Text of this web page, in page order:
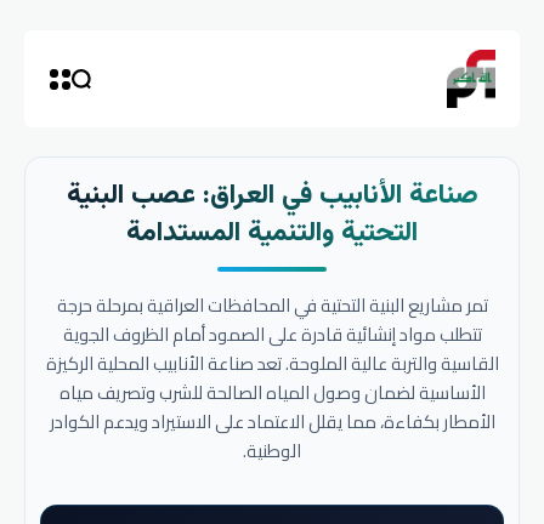
صناعة الأنابيب في العراق: عصب البنية
التحتية والتنمية المستدامة
تمر مشاريع البنية التحتية في المحافظات العراقية بمرحلة حرجة
تتطلب مواد إنشائية قادرة على الصمود أمام الظروف الجوية
القاسية والتربة عالية الملوحة. تعد صناعة الأنابيب المحلية الركيزة
الأساسية لضمان وصول المياه الصالحة للشرب وتصريف مياه
الأمطار بكفاءة، مما يقلل الاعتماد على الاستيراد ويدعم الكوادر
الوطنية.